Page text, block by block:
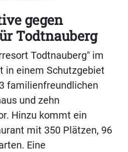
gegen
Todtnauberg
Todtnauberg" im
in einem Schutzgebiet
familienfreundlichen
und zehn
Hinzu kommt ein
mit 350 Plätzen, 96
Eine